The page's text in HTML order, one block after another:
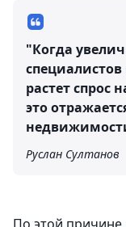
"Когда
растет спрос
это
Руслан Султанов